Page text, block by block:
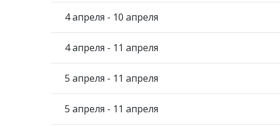
4 апреля - 10 апреля
4 апреля - 11 апреля
5 апреля - 11 апреля
5 апреля - 11 апреля